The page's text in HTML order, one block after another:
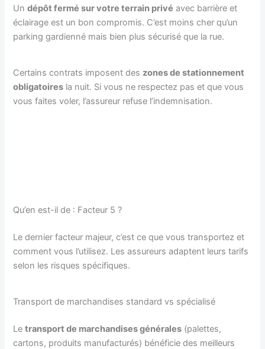
Undépôt fermé sur votre terrain privé avec barrière et
éclairage est un bon compromis. C’est moins cher qu’un
parking gardienné mais bien plus sécurisé que la rue.
Certains contrats imposent des zones de stationnement
obligatoires la nuit. Si vous ne respectez pas et que vous
vous faites voler, l’assureur refuse l’indemnisation.
Qu’en est-il de : Facteur 5 ?
Le dernier facteur majeur, c’est ce que vous transportez et
comment vous l’utilisez. Les assureurs adaptent leurs tarifs
selon les risques spécifiques.
Transport de marchandises standard vs spécialisé
Letransport de marchandises générales (palettes,
cartons, produits manufacturés) bénéficie des meilleurs